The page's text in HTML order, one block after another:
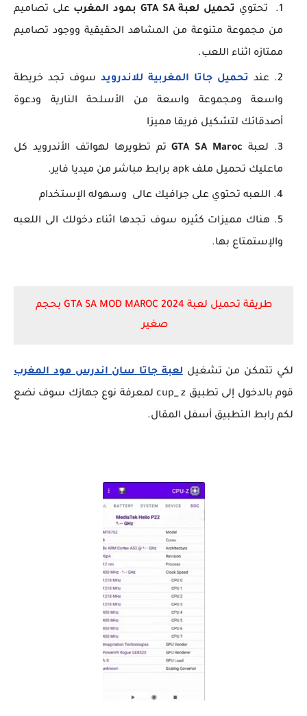
تحتوي تحميل لعبة GTA SA بمود المغرب
على تصاميم
من مجموعة متنوعة من المشاهد الحقيقية ووجود تصاميم
ممتازه اثناء اللعب.
عند تحميل جاتا المغربية للاندرويد سوف تجد خريطة
واسعة ومجموعة واسعة من الأسلحة النارية ودعوة
أصدقائك لتشكيل فريقا مميزا
لعبة GTA SA Marocتم تطويرها لهواتف الأندرويد كل
ماعليك تحميل ملف apk برابط مباشر من ميديا فاير.
اللعبه تحتوي على جرافيك عالى وسهوله الإستخدام
هناك مميزات كثيره سوف تجدها اثناء دخولك الى اللعبه
والإستمتاع بها.
طريقة تحميل لعبة GTA SA MOD MAROC 2024 بحجم
صغير
لكي تتمكن من تشغيللعبة جاتا سان اندرس مود المغرب
قوم بالدخول إلى تطبيق cup_ z لمعرفة نوع جهازك سوف نضع
لكم رابط التطبيق أسفل المقال.